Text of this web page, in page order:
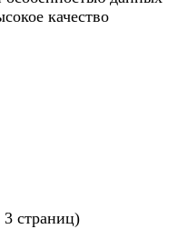
качество
3 страниц)